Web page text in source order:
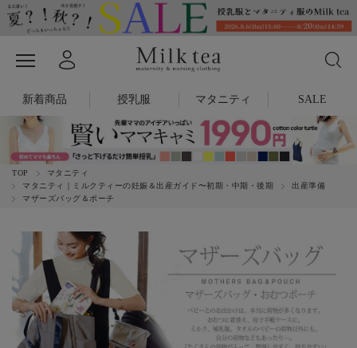
新着商品 授乳服 マタニティ SALE
TOP
マタニティ
マタニティ｜ミルクティーの妊娠＆出産ガイド〜初期・中期・後期
出産準備
マザーズバッグ＆ポーチ